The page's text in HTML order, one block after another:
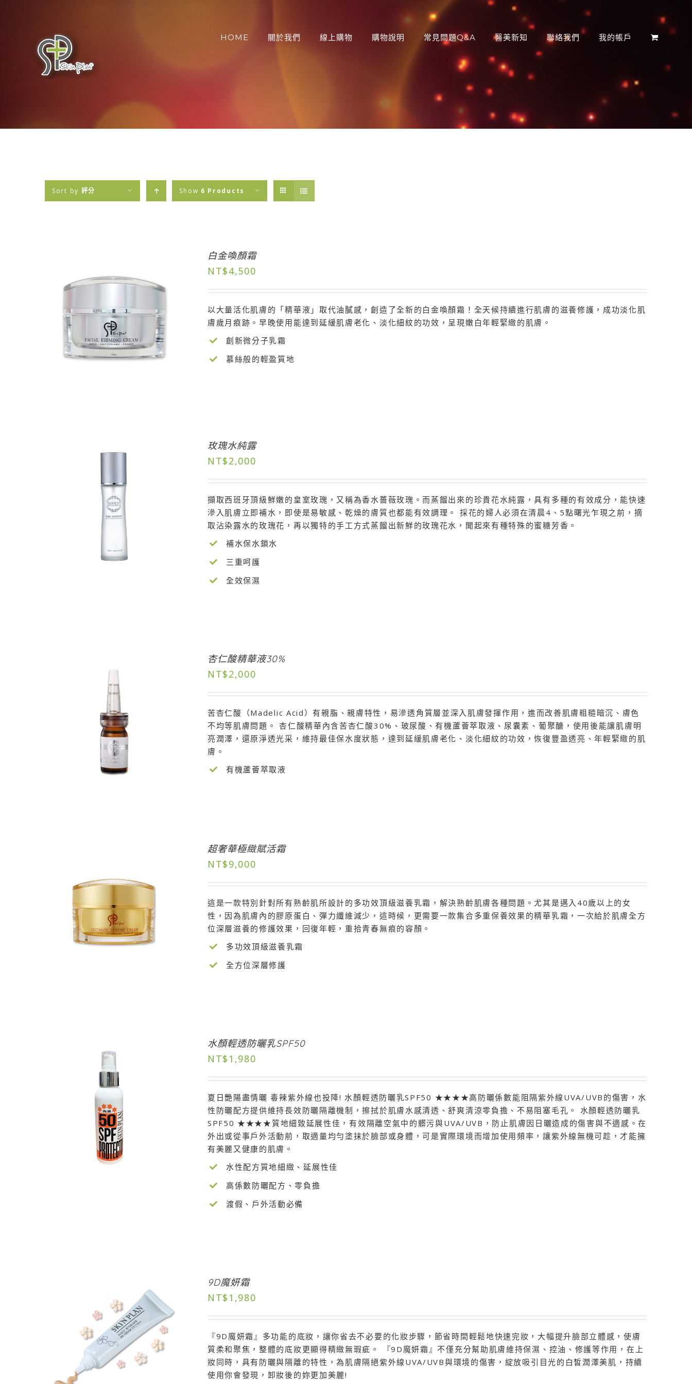
結
HOME 關於我們 線上購物 購物說明 常見問題Q&A 醫美新知 聯絡我們 我的帳戶
Sort by 評分 Show 6 Products
白金喚顏霜
NT$4,500
以大量活化肌膚的「精華液」取代油膩感，創造了全新的白金喚顏霜！全天候持續進行肌膚的滋養修護，成功淡化肌
膚歲月痕跡。早晚使用能達到延緩肌膚老化、淡化細紋的功效，呈現嫩白年輕緊緻的肌膚。
創新微分子乳霜
慕絲般的輕盈質地
玫瑰水純露
NT$2,000
擷取西班牙頂級鮮嫩的皇室玫瑰，又稱為香水薔薇玫瑰。而蒸餾出來的珍貴花水純露，具有多種的有效成分，能快速
滲入肌膚立即補水，即使是易敏感、乾燥的膚質也都能有效調理。 採花的婦人必須在清晨4、5點曙光乍現之前，摘
取沾染露水的玫瑰花，再以獨特的手工方式蒸餾出新鮮的玫瑰花水，聞起來有種特殊的蜜糖芳香。
補水保水鎖水
三重呵護
全效保濕
杏仁酸精華液30%
NT$2,000
苦杏仁酸（Madelic Acid）有親脂、親膚特性，易滲透角質層並深入肌膚發揮作用，進而改善肌膚粗糙暗沉、膚色
不均等肌膚問題。 杏仁酸精華內含苦杏仁酸30%、玻尿酸、有機蘆薈萃取液、尿囊素、葡聚醣，使用後能讓肌膚明
亮潤澤，還原淨透光采，維持最佳保水度狀態，達到延緩肌膚老化、淡化細紋的功效，恢復豐盈透亮、年輕緊緻的肌
膚。
有機蘆薈萃取液
超奢華極緻賦活霜
NT$9,000
這是一款特別針對所有熟齡肌所設計的多功效頂級滋養乳霜，解決熟齡肌膚各種問題。尤其是邁入40歲以上的女
性，因為肌膚內的膠原蛋白、彈力纖維減少，這時候，更需要一款集合多重保養效果的精華乳霜，一次給於肌膚全方
位深層滋養的修護效果，回復年輕，重拾青春無痕的容顏。
多功效頂級滋養乳霜
全方位深層修護
水顏輕透防曬乳SPF50
NT$ 1,980
夏日艷陽盡情曬 毒辣紫外線也投降! 水顏輕透防曬乳SPF50 ★★★★高防曬係數能阻隔紫外線UVA/UVB的傷害，水
性防曬配方提供維持長效防曬隔離機制，擦拭於肌膚水感清透、舒爽清涼零負擔、不易阻塞毛孔。 水顏輕透防曬乳
SPF50 ★★★★質地細致延展性佳，有效隔離空氣中的髒污與UVA/UVB，防止肌膚因日曬造成的傷害與不適感。在
外出或從事戶外活動前，取適量均勻塗抹於臉部或身體，可是實際環境而增加使用頻率，讓紫外線無機可趁，才能擁
有美麗又健康的肌膚。
水性配方質地細緻、延展性佳
高係數防曬配方、零負擔
渡假、戶外活動必備
9D魔妍霜
NT$ 1,980
『9D魔妍霜』多功能的底妝，讓你省去不必要的化妝步驟，節省時間輕鬆地快速完妝，大幅提升臉部立體感，使膚
質柔和聚焦，整體的底妝更顯得精緻無瑕疵。 『9D魔妍霜』不僅充分幫助肌膚維持保濕、控油、修護等作用，在上
妝同時，具有防曬與隔離的特性，為肌膚隔絕紫外線UVA/UVB與環境的傷害，綻放吸引目光的白皙潤澤美肌，持續
使用你會發現，卸妝後的妳更加美麗!